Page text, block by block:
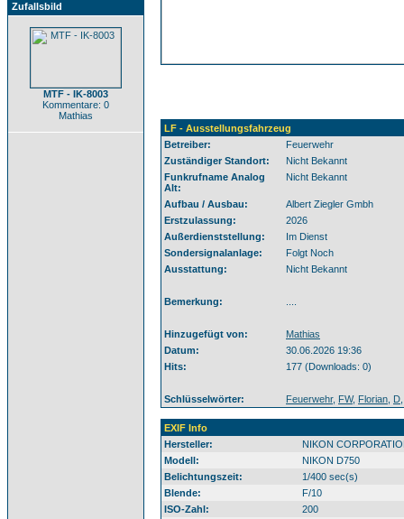
Zufallsbild
MTF - IK-8003
Kommentare: 0
Mathias
LF - Ausstellungsfahrzeug
Betreiber:
Feuerwehr
Zuständiger Standort:
Nicht Bekannt
Funkrufname Analog
Alt:
Nicht Bekannt
Aufbau / Ausbau:
Albert Ziegler Gmbh
Erstzulassung:
2026
Außerdienststellung:
Im Dienst
Sondersignalanlage:
Folgt Noch
Ausstattung:
Nicht Bekannt
Bemerkung:
Hinzugefügt von:
Mathias
Datum:
30.06.2026 19:36
Hits:
177 (Downloads: 0)
Schlüsselwörter: Feuerwehr, FW, Florian D
EXIF Info
Hersteller:
NIKON
Modell:
NIKON D750
Belichtungszeit:
1/400 sec(s)
Blende:
F/10
ISO-Zahl:
200